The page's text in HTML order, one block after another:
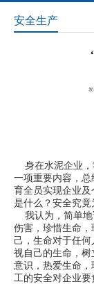
安全生产
身在水泥企业，
一项重要内容，
育全员实现企业
是什么？安全究竟
我认为，简单地
伤害，珍惜生命
己，生命对于任
视自己的生命，
意识，热爱生命
工的安全对企业